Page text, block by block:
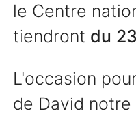
le Centre
tiendront du
L'occasion
de David